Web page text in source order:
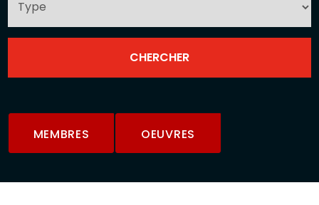
MEMBRES OEUVRES